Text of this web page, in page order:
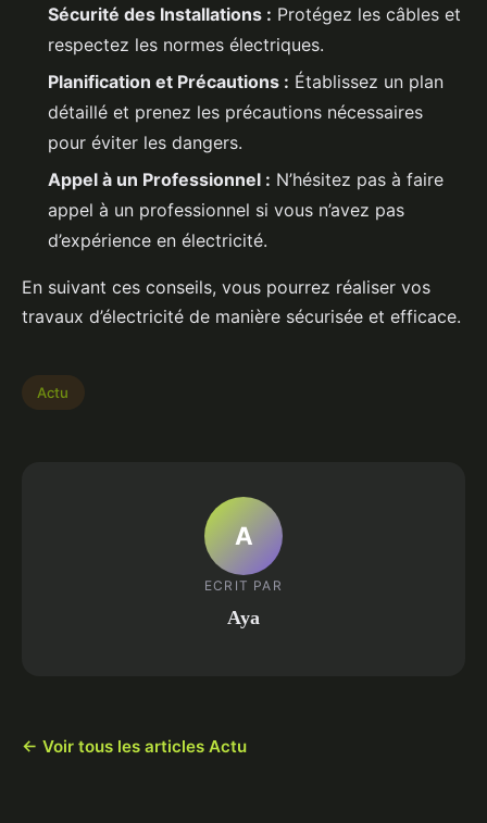
Sécurité des Installations : Protégez les câbles et
respectez les normes électriques.
Planification et Précautions : Établissez un plan
détaillé et prenez les précautions nécessaires
pour éviter les dangers.
Appel à un Professionnel : N’hésitez pas à faire
appel à un professionnel si vous n’avez pas
d’expérience en électricité.
En suivant ces conseils, vous pourrez réaliser vos
travaux d’électricité de manière sécurisée et efficace.
Actu
A
ECRIT PAR
Aya
← Voir tous les articles Actu